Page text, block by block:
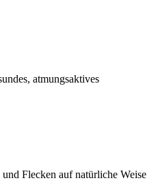
atmungsaktives
Flecken auf natürliche Weise